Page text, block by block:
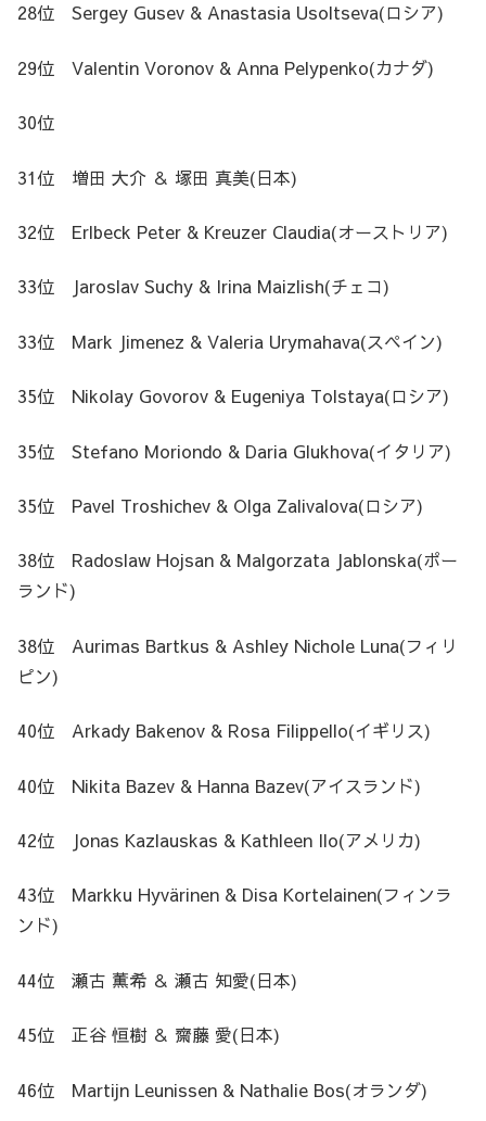
28位 Sergey Gusev & Anastasia Usoltseva(ロシア)
29位 Valentin Voronov & Anna Pelypenko(カナダ)
30位
31位 増田 大介 ＆ 塚田 真美(日本)
32位 Erlbeck Peter & Kreuzer Claudia(オーストリア)
33位 Jaroslav Suchy & Irina Maizlish(チェコ)
33位 Mark Jimenez & Valeria Urymahava(スペイン)
35位 Nikolay Govorov & Eugeniya Tolstaya(ロシア)
35位 Stefano Moriondo & Daria Glukhova(イタリア)
35位 Pavel Troshichev & Olga Zalivalova(ロシア)
38位 Radoslaw Hojsan & Malgorzata Jablonska(ポー
ランド)
38位 Aurimas Bartkus & Ashley Nichole Luna(フィリ
ピン)
40位 Arkady Bakenov & Rosa Filippello(イギリス)
40位 Nikita Bazev & Hanna Bazev(アイスランド)
42位 Jonas Kazlauskas & Kathleen Ilo(アメリカ)
43位 Markku Hyvärinen & Disa Kortelainen(フィンラ
ンド)
44位 瀬古 薫希 ＆ 瀬古 知愛(日本)
45位 正谷 恒樹 ＆ 齋藤 愛(日本)
46位 Martijn Leunissen & Nathalie Bos(オランダ)